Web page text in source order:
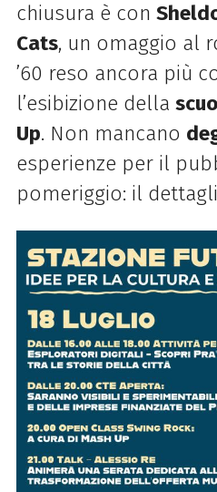
chiusura è con
Cats, un omaggio al
’60 reso ancora più
l’esibizione della
Up. Non mancano
esperienze per il
pomeriggio: il